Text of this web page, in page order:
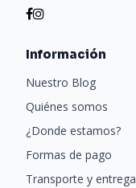
Información
Nuestro Blog
Quiénes somos
¿Donde estamos?
Formas de pago
Transporte y entrega